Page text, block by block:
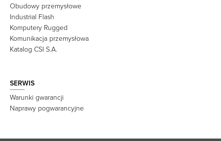
Obudowy przemysłowe
Industrial Flash
Komputery Rugged
Komunikacja przemysłowa
Katalog CSI S.A.
SERWIS
Warunki gwarancji
Naprawy pogwarancyjne